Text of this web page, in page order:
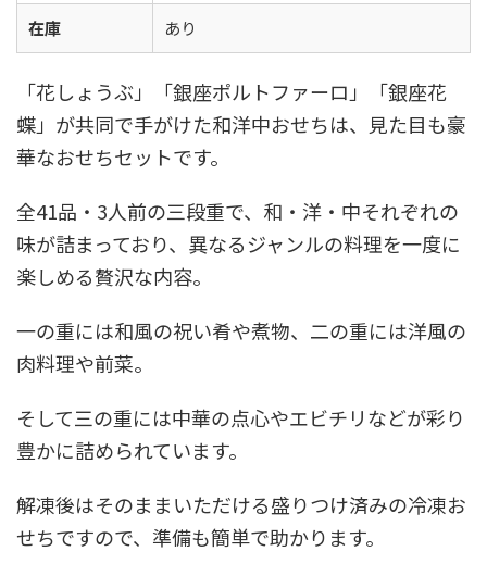
在庫 あり
「花しょうぶ」「銀座ポルトファーロ」「銀座花
蝶」が共同で手がけた和洋中おせちは、見た目も豪
華なおせちセットです。
全41品・3人前の三段重で、和・洋・中それぞれの
味が詰まっており、異なるジャンルの料理を一度に
楽しめる贅沢な内容。
一の重には和風の祝い肴や煮物、二の重には洋風の
肉料理や前菜。
そして三の重には中華の点心やエビチリなどが彩り
豊かに詰められています。
解凍後はそのままいただける盛りつけ済みの冷凍お
せちですので、準備も簡単で助かります。